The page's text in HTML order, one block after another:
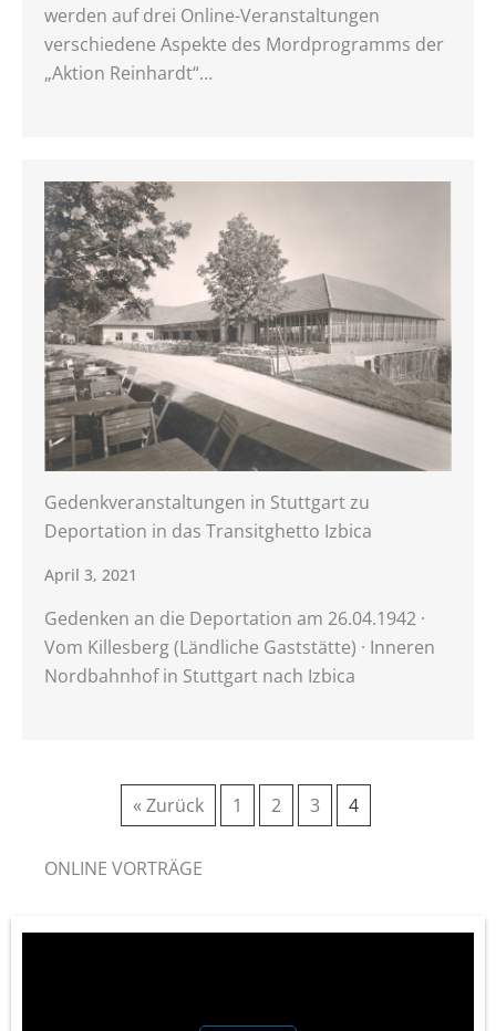
werden auf drei Online-Veranstaltungen
verschiedene Aspekte des Mordprogramms der
„Aktion Reinhardt“…
Gedenkveranstaltungen in Stuttgart zu
Deportation in das Transitghetto Izbica
April 3, 2021
Gedenken an die Deportation am 26.04.1942 ·
Vom Killesberg (Ländliche Gaststätte) · Inneren
Nordbahnhof in Stuttgart nach Izbica
« Zurück 1 2 3 4
ONLINE VORTRÄGE